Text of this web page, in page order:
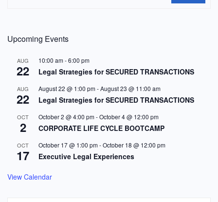
Upcoming Events
AUG
22
10:00 am-6:00 pm
Legal Strategies for SECURED TRANSACTIONS
AUG
22
August 22 @ 1:00 pm-August 23 @ 11:00 am
Legal Strategies for SECURED TRANSACTIONS
OCT
2
October 2 @ 4:00 pm-October 4 @ 12:00 pm
CORPORATE LIFE CYCLE BOOTCAMP
OCT
17
October 17 @ 1:00 pm-October 18 @ 12:00 pm
Executive Legal Experiences
View Calendar